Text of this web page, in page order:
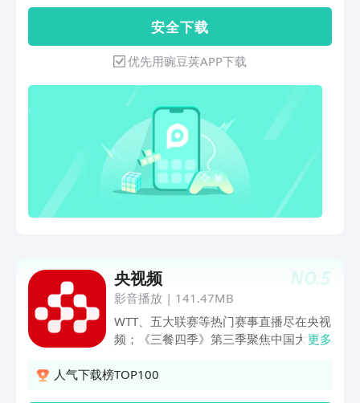
面、央视网、央视影音等渠道互动报名参
与现场活动。 【央视独播热播看个够】
《金牌喜剧班》、《典籍里的中国》、
《中国诗词大会》、《经典咏流传》、
目，热播剧《觉醒年代》等，及各种体育
赛事CBA、中超、欧冠、意甲、法甲、
NHL常规赛等。 【新闻资讯随时掌握】
新闻直播间、中国新闻、朝闻天下、新闻
联播、焦点访谈、今日关注、体坛快讯，
为你带来权威专业的内容，涵盖资讯、热
点、时事、体育、娱乐的视频客户端。
【看视频，用“央视影音”就好了】 央视影
播，提供丰富优质的电视栏目、体育赛
事、影视综艺等海量视频，努力打造优质
的观看体验，让用户做到随心所欲看电
视。 一、内容看点 1、网上的CCTV：涵
盖了央视、卫视、地方频道等众多个电视
CCTV13等央视以及地方卫视的精品电视
CCTV1-13、央视全套电视节目单内容，
各大热门卫视如卫视、湖南卫视、浙江卫
视、东方卫视、江苏卫视、安徽卫视、深
圳卫视、广东卫视等。【地方台应有尽
有】广东珠江、广东公共、湖南经视、湖
南、湖南都市、湖北经视、河北都市、东
南卫视、上海新闻综合、辽宁经济、山东
教育、深圳都市频道……电视节目单全都
有！【体育频道】CCTV5、广东体育、五
星体育、先锋乒羽、体育BTV冬奥纪实
等。体育赛事节目单同步更新，cba、女
馈。
安 全 下 载
优先用豌豆荚APP下载
NO.5
央视频
影音播放 | 141.47MB
WTT、五大联赛等热门赛事直播尽在央视
频；《三餐四季》第三季聚焦中国大地风
美食背后的历史源流、文化故事。央——
更多
人气下载榜TOP100